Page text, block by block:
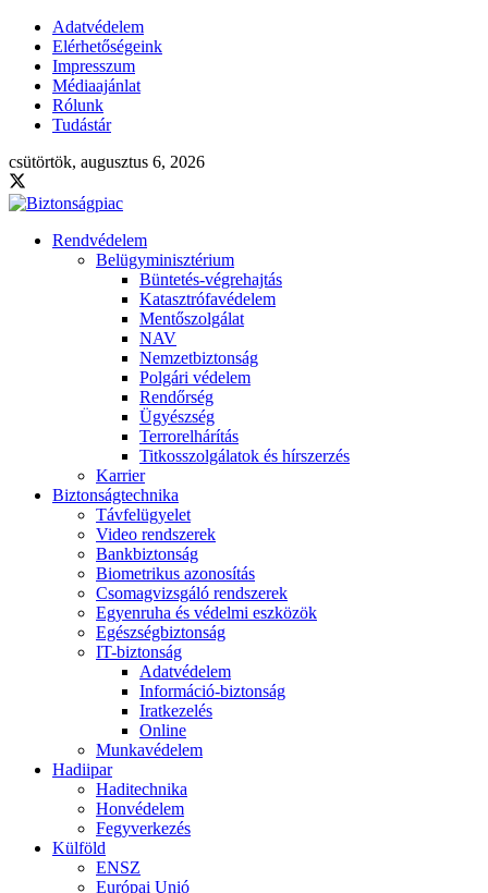
Adatvédelem
Elérhetőségeink
Impresszum
Médiaajánlat
Rólunk
Tudástár
csütörtök, augusztus 6, 2026
Rendvédelem
Belügyminisztérium
Büntetés-végrehajtás
Katasztrófavédelem
Mentőszolgálat
NAV
Nemzetbiztonság
Polgári védelem
Rendőrség
Ügyészség
Terrorelhárítás
Titkosszolgálatok és hírszerzés
Karrier
Biztonságtechnika
Távfelügyelet
Video rendszerek
Bankbiztonság
Biometrikus azonosítás
Csomagvizsgáló rendszerek
Egyenruha és védelmi eszközök
Egészségbiztonság
IT-biztonság
Adatvédelem
Információ-biztonság
Iratkezelés
Online
Munkavédelem
Hadiipar
Haditechnika
Honvédelem
Fegyverkezés
Külföld
ENSZ
Európai Unió